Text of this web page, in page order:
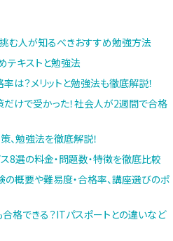
む人が知るべきおすすめ勉強方法
テキストと勉強法
は？メリットと勉強法も徹底解説！
けで受かった！社会人が2週間で合格
、勉強法を徹底解説！
8選の料金・問題数・特徴を徹底比較
概要や難易度・合格率、講座選びのポ
格できる？ITパスポートとの違いなど